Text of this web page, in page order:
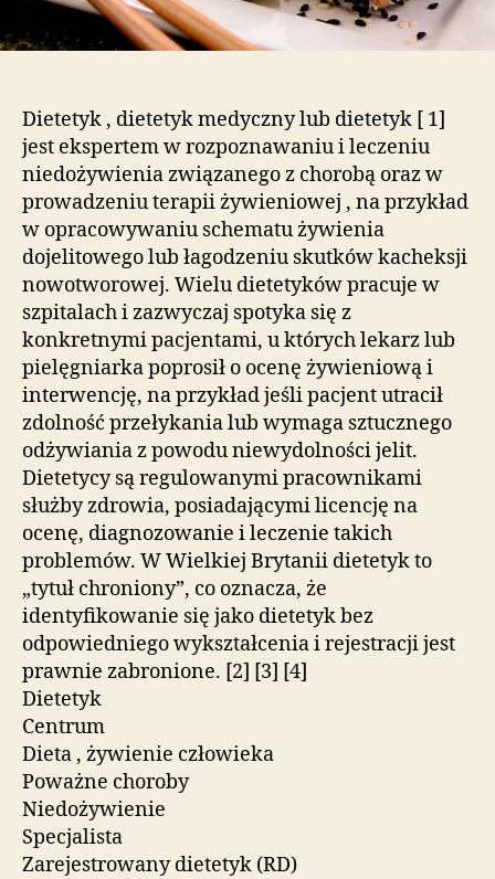
Dietetyk , dietetyk medyczny lub dietetyk [ 1]
jest ekspertem w rozpoznawaniu i leczeniu
niedożywienia związanego z chorobą oraz w
prowadzeniu terapii żywieniowej , na przykład
w opracowywaniu schematu żywienia
dojelitowego lub łagodzeniu skutków kacheksji
nowotworowej. Wielu dietetyków pracuje w
szpitalach i zazwyczaj spotyka się z
konkretnymi pacjentami, u których lekarz lub
pielęgniarka poprosił o ocenę żywieniową i
interwencję, na przykład jeśli pacjent utracił
zdolność przełykania lub wymaga sztucznego
odżywiania z powodu niewydolności jelit.
Dietetycy są regulowanymi pracownikami
służby zdrowia, posiadającymi licencję na
ocenę, diagnozowanie i leczenie takich
problemów. W Wielkiej Brytanii dietetyk to
„tytuł chroniony”, co oznacza, że ​​
identyfikowanie się jako dietetyk bez
odpowiedniego wykształcenia i rejestracji jest
prawnie zabronione. [2] [3] [4]
Dietetyk
Centrum
Dieta , żywienie człowieka
Poważne choroby
Niedożywienie
Specjalista
Zarejestrowany dietetyk (RD)